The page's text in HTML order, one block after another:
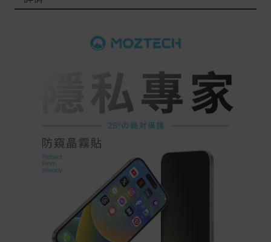
本網站消費者享有商品到貨七天鑑賞期之權益(鑑賞期並非
到貨七天內消費者有權申請退貨或換貨；超過七天以上(含
假日)，恕無法辦理。
退回之商品必須是全新狀態且完整包裝(含商品、附件、包
裝、紙箱及所有附隨文件或資料)。
商品到貨後進行開箱前請全程錄影以確保自身權益 ! 非商
品本身瑕疵之退貨商品若有上述不完整之情況，本公司有
權向消費者收取相應的整新費用。
*遊戲光碟、軟體等影音商品屬智慧財產權之商品。依消費
者保護法第十九條第二項規定，一經拆封後恕不接受退換
貨。
如有相關退換貨服務需求，您可以透過專線或服務信箱聯
配送服務